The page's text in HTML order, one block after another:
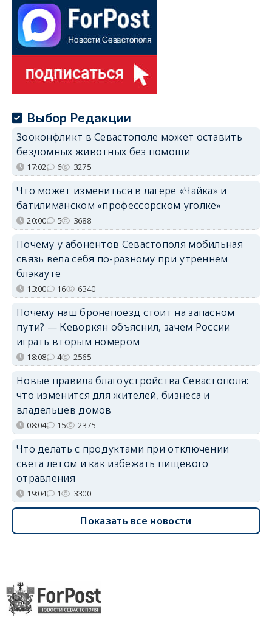
Выбор Редакции
Зооконфликт в Севастополе может оставить
бездомных животных без помощи
17:02 6 3275
Что может измениться в лагере «Чайка» и
батилиманском «профессорском уголке»
20:00 5 3688
Почему у абонентов Севастополя мобильная
связь вела себя по-разному при утреннем
блэкауте
13:00 16 6340
Почему наш бронепоезд стоит на запасном
пути? — Кеворкян объяснил, зачем России
играть вторым номером
18:08 4 2565
Новые правила благоустройства Севастополя:
что изменится для жителей, бизнеса и
владельцев домов
08:04 15 2375
Что делать с продуктами при отключении
света летом и как избежать пищевого
отравления
19:04 1 3300
Показать все новости